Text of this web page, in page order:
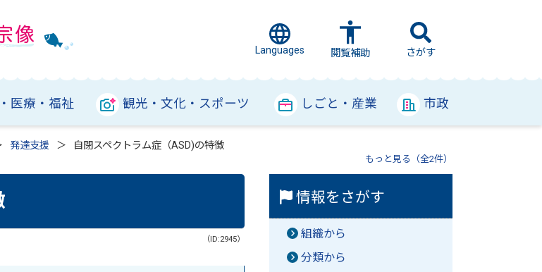
Languages 閲覧補助 さがす
医療・福祉 観光・文化・スポーツ しごと・産業 市政
発達支援 自閉スペクトラム症（ASD)の特徴
もっと見る（全2件）
（ID:2945）
情報をさがす
組織から
分類から